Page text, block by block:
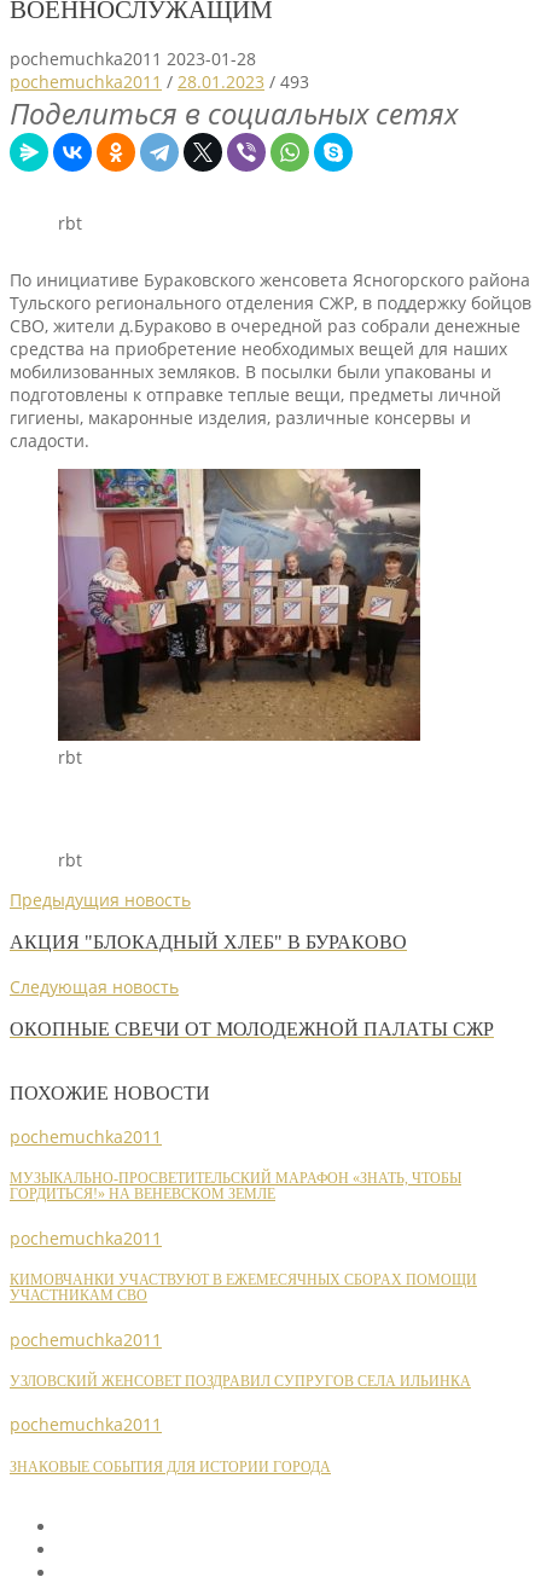
ВОЕННОСЛУЖАЩИМ
pochemuchka2011 2023-01-28
pochemuchka2011 / 28.01.2023 / 493
Поделиться в социальных сетях
rbt
По инициативе Бураковского женсовета Ясногорского района
Тульского регионального отделения СЖР, в поддержку бойцов
СВО, жители д.Бураково в очередной раз собрали денежные
средства на приобретение необходимых вещей для наших
мобилизованных земляков. В посылки были упакованы и
подготовлены к отправке теплые вещи, предметы личной
гигиены, макаронные изделия, различные консервы и
сладости.
rbt
rbt
Предыдущия новость
АКЦИЯ "БЛОКАДНЫЙ ХЛЕБ" В БУРАКОВО
Следующая новость
ОКОПНЫЕ СВЕЧИ ОТ МОЛОДЕЖНОЙ ПАЛАТЫ СЖР
ПОХОЖИЕ НОВОСТИ
pochemuchka2011
МУЗЫКАЛЬНО-ПРОСВЕТИТЕЛЬСКИЙ МАРАФОН «ЗНАТЬ, ЧТОБЫ
ГОРДИТЬСЯ!» НА ВЕНЕВСКОМ ЗЕМЛЕ
pochemuchka2011
КИМОВЧАНКИ УЧАСТВУЮТ В ЕЖЕМЕСЯЧНЫХ СБОРАХ ПОМОЩИ
УЧАСТНИКАМ СВО
pochemuchka2011
УЗЛОВСКИЙ ЖЕНСОВЕТ ПОЗДРАВИЛ СУПРУГОВ СЕЛА ИЛЬИНКА
pochemuchka2011
ЗНАКОВЫЕ СОБЫТИЯ ДЛЯ ИСТОРИИ ГОРОДА